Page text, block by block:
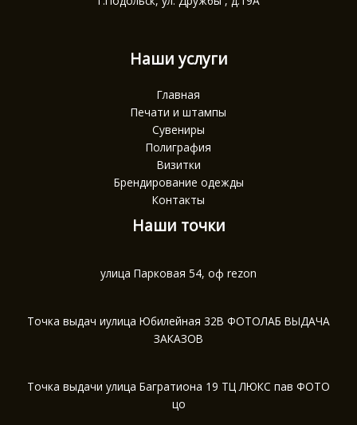
Наши услуги
Главная
Печати и штампы
Сувениры
Полиграфия
Визитки
Брендирование одежды
Контакты
Наши точки
улица Парковая 54, оф rezon
Точка выдач иулица Юбилейная 32В ФОТОЛАБ ВЫДАЧА
ЗАКАЗОВ
Точка выдачи улица Багратиона 19 ТЦ ЛЮКС пав ФОТО
цо